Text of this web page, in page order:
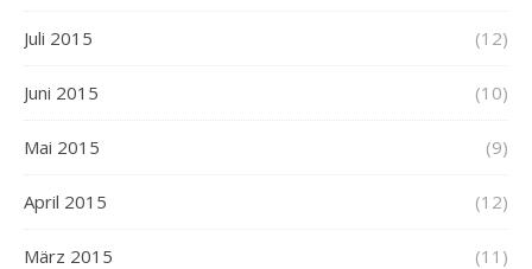
Juli 2015 (12)
Juni 2015 (10)
Mai 2015 (9)
April 2015 (12)
März 2015 (11)